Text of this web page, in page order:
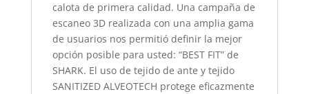
calota de primera calidad. Una campaña de
escaneo 3D realizada con una amplia gama
de usuarios nos permitió definir la mejor
opción posible para usted: “BEST FIT” de
SHARK. El uso de tejido de ante y tejido
SANITIZED ALVEOTECH protege eficazmente